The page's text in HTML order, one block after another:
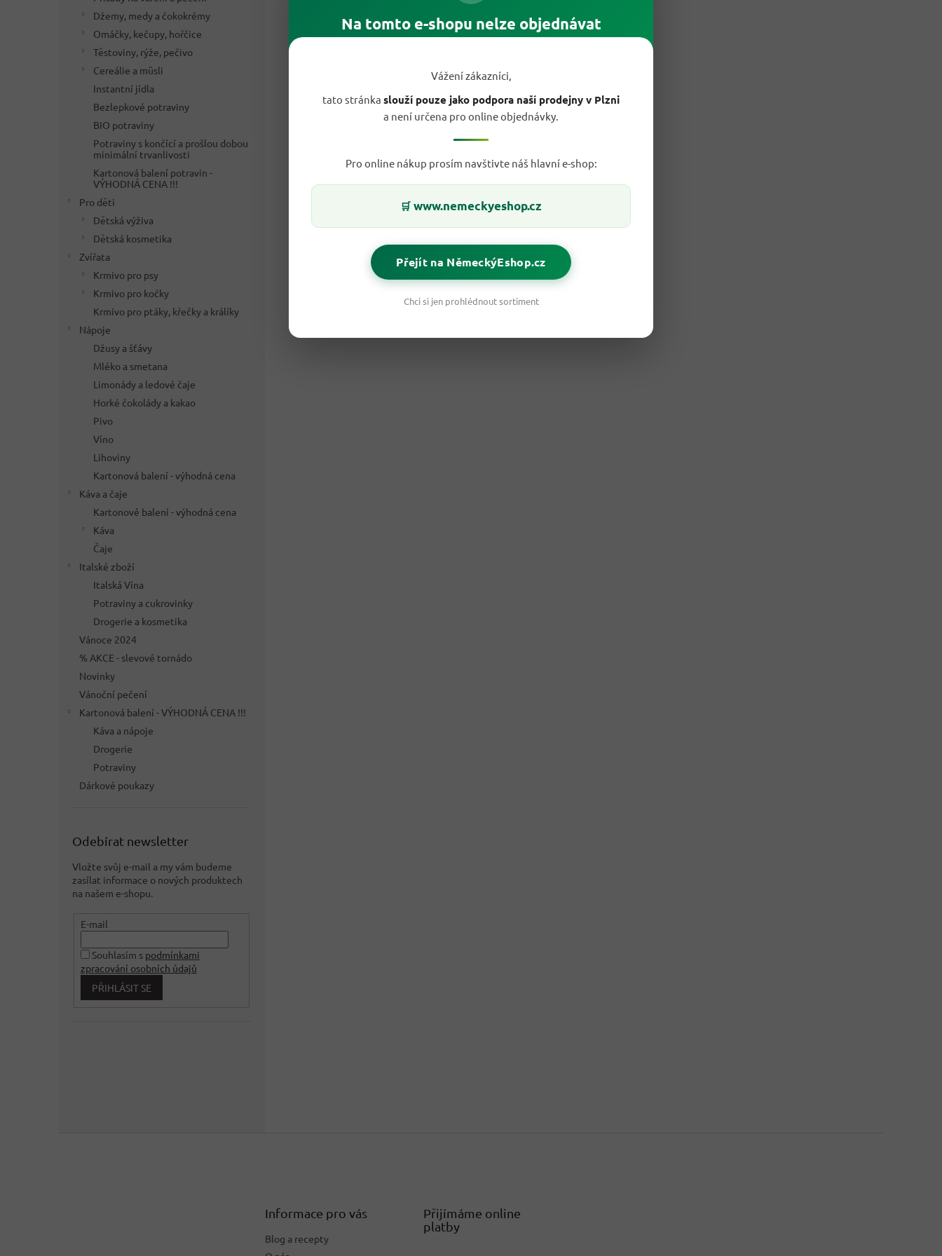
Na tomto e-shopu nelze objednávat
Vážení zákazníci,
tato stránka slouží pouze jako podpora naší prodejny v Plzni
a není určena pro online objednávky.
Pro online nákup prosím navštivte náš hlavní e-shop:
🛒 www.nemeckyeshop.cz
Přejít na NěmeckýEshop.cz
Chci si jen prohlédnout sortiment
Džemy, medy a čokokrémy
Omáčky, kečupy, hořčice
Těstoviny, rýže, pečivo
Cereálie a müsli
Instantní jídla
Bezlepkové potraviny
BIO potraviny
Potraviny s končící a prošlou dobou
minimální trvanlivosti
Kartonová balení potravin -
VÝHODNÁ CENA !!!
Pro děti
Dětská výživa
Dětská kosmetika
Zvířata
Krmivo pro psy
Krmivo pro kočky
Krmivo pro ptáky, křečky a králíky
Nápoje
Džusy a šťávy
Mléko a smetana
Limonády a ledové čaje
Horké čokolády a kakao
Pivo
Víno
Lihoviny
Kartonová balení - výhodná cena
Káva a čaje
Kartonové balení - výhodná cena
Káva
Čaje
Italské zboží
Italská Vína
Potraviny a cukrovinky
Drogerie a kosmetika
Vánoce 2024
% AKCE - slevové tornádo
Novinky
Vánoční pečení
Kartonová balení - VÝHODNÁ CENA !!!
Káva a nápoje
Drogerie
Potraviny
Dárkové poukazy
Odebírat newsletter
Vložte svůj e-mail a my vám budeme
zasílat informace o nových produktech
na našem e-shopu.
E-mail
Souhlasím s podmínkami
zpracování osobních údajů
PŘIHLÁSIT SE
Informace pro vás
Blog a recepty
Přijímáme online
platby